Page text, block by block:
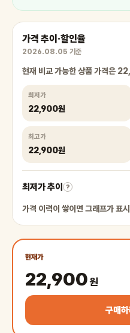
가격 추이·할인율
2026.08.05 기준
현재 비교 가능한 상품 가격은
최저가
22,900원
최고가
22,900원
최저가 추이 ?
가격 이력이 쌓이면 그래프가 표
현재가
22,900원
구매하